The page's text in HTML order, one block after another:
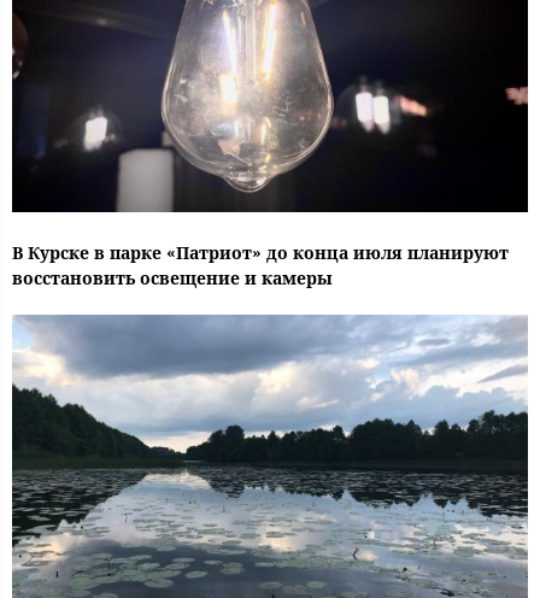
В Курске в парке «Патриот» до конца июля планируют
восстановить освещение и камеры